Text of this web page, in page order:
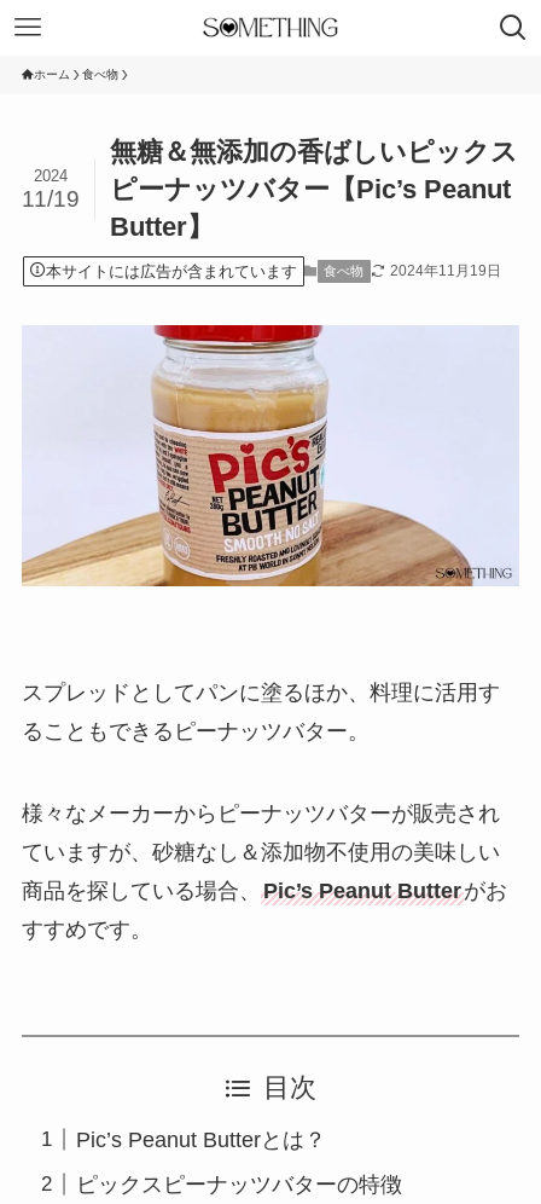
ホーム 食べ物
無糖＆無添加の香ばしいピックス
ピーナッツバター【Pic’s Peanut
Butter】
2024
11/19
本サイトには広告が含まれています 食べ物 2024年11月19日
スプレッドとしてパンに塗るほか、料理に活用す
ることもできる ピーナッツバター。
様々なメーカーからピーナッツバターが販売され
ていますが、砂糖なし＆添加物不使用の美味しい
商品を探している場合、 Pic’s Peanut Butterがお
すすめです。
目次
Pic’s Peanut Butterとは？
ピックスピーナッツバターの特徴